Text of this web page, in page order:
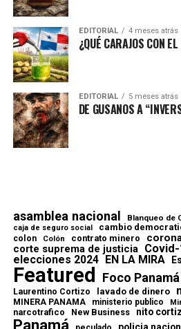
EDITORIAL 4 meses atrás
¿QUÉ CARAJOS CON
EDITORIAL 5 meses atrás
DE GUSANOS A
asamblea nacional Blanqueo de
caja de seguro social cambio
colon Colón contrato minero
corte suprema de justicia
elecciones 2024 EN LA MIRA
Featured Foco Panamá
Laurentino Cortizo lavado de dinero
MINERA PANAMA ministerio publico
narcotrafico New Business nito
Panamá